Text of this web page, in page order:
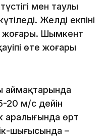
мен таулы
Желдің екпіні
жоғары. Шымкент
өте жоғары
аймақтарында
20 м/с дейін
аралығында өрт
шығысында –